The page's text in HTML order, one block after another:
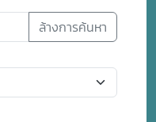
ล้างการค้นหา